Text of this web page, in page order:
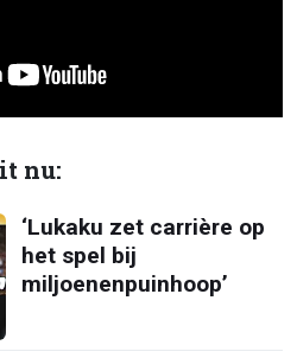
nu:
‘Lukaku zet carrière op
het spel bij
miljoenenpuinhoop’